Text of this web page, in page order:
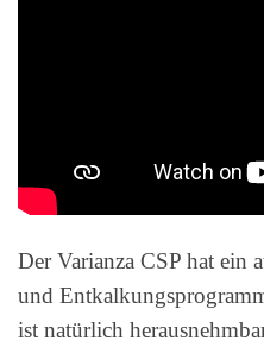
Der Varianza CSP hat ein
und
ist natürlich